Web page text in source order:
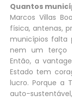
Quantos
Marcos Villas
física, antenas,
municípios falta
nem um terço
Então, a
Estado tem
lucro. Porque a
auto-